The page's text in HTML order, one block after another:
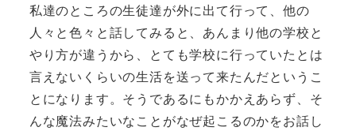
私達のところの生徒達が外に出て行って、他の
人々と色々と話してみると、あんまり他の学校と
やり方が違うから、とても学校に行っていたとは
言えないくらいの生活を送って来たんだというこ
とになります。そうであるにもかかえあらず、そ
んな魔法みたいなことがなぜ起こるのかをお話し